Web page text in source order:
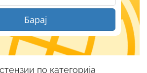
Барај
по категорија